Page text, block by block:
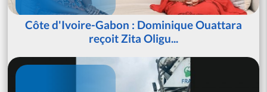
Côte d'Ivoire-Gabon : Dominique Ouattara
reçoit Zita Oligu...